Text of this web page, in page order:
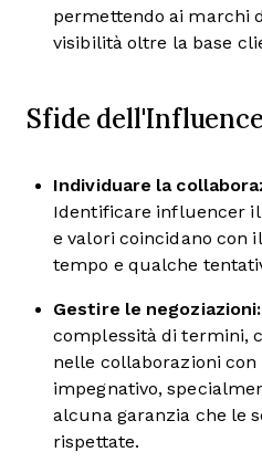
permettendo ai marchi
visibilità oltre la base
Sfide
Individuare la
Identificare influencer
e valori coincidano con
tempo e qualche
Gestire le negoziazioni:
complessità di termini,
nelle collaborazioni
impegnativo,
alcuna garanzia che le
rispettate.